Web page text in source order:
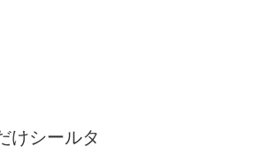
けシールタ